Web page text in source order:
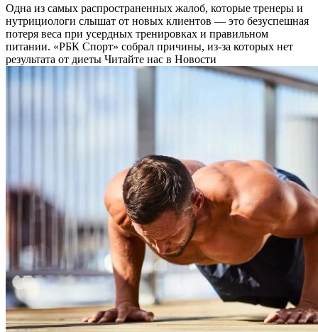
Одна из самых распространенных жалоб, которые тренеры и
нутрициологи слышат от новых клиентов — это безуспешная
потеря веса при усердных тренировках и правильном
питании. «РБК Спорт» собрал причины, из-за которых нет
результата от диеты Читайте нас в Новости